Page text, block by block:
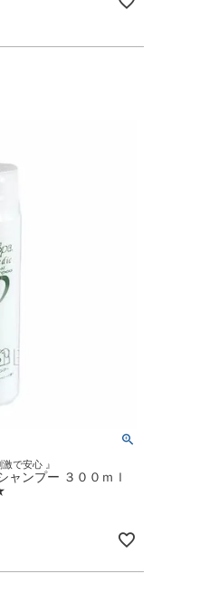
で安心 』
ャンプー ３００ｍｌ